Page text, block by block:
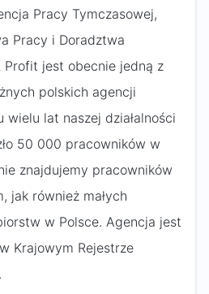
Pracy Tymczasowej,
Pracy i Doradztwa
Profit jest obecnie jedną z
polskich agencji
wielu lat naszej działalności
50 000 pracowników w
znajdujemy pracowników
jak również małych
w Polsce. Agencja jest
Krajowym Rejestrze